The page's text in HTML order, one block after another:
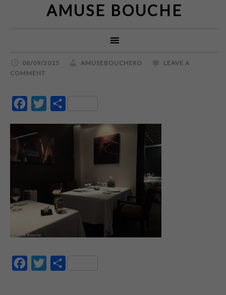
AMUSE BOUCHE
08/09/2015 AMUSEBOUCHERO
LEAVE A
COMMENT
FacebookTwitter
FacebookTwitter